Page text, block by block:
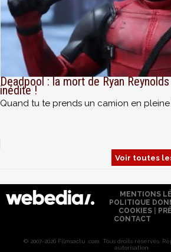
Deadpool : la mort de Ryan
inédite !
Quand tu te prends un camion en pleine
Voir toutes
MENTIONS
POLITIQUE
COOKIES
CONTACT
© 2007-2026 Filmsactu .com. Tous droits réservés.
autorisation.